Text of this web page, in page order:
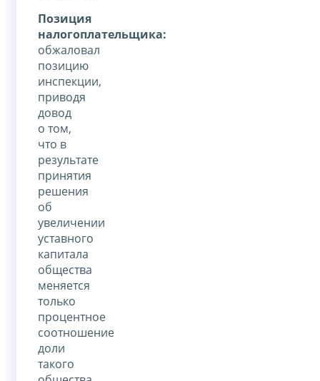
Позиция
налогоплательщика:
обжаловал
позицию
инспекции,
приводя
довод
о том,
что в
результате
принятия
решения
об
увеличении
уставного
капитала
общества
меняется
только
процентное
соотношение
доли
такого